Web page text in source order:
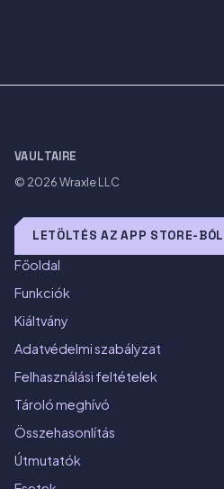
VAULTAIRE
© 2026Wraxle LLC
LETÖLTÉS AZ APP STORE-BÓL
Főoldal
Funkciók
Kiáltvány
Adatvédelmi szabályzat
Felhasználási feltételek
Tároló meghívó
Összehasonlítás
Útmutatók